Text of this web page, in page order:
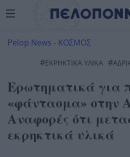
Pelop News - ΚΟΣΜΟΣ
#ΕΚΡΗΚΤΙΚΑ ΥΛΙΚΑ #
Ερωτηματικά για
«φάντασμα» στην
Αναφορές ότι
εκρηκτικά υλικά